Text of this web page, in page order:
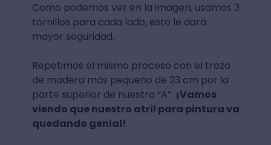
Como podemos ver en la imagen, usamos 3
tornillos para cada lado, esto le dará
mayor seguridad.
Repetimos el mismo proceso con el trozo
de madera más pequeño de 23 cm por la
parte superior de nuestra “A”. ¡Vamos
viendo que nuestro atril para pintura va
quedando genial!